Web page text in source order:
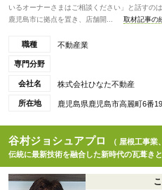
いるオーナーさまはご相談ください」と話すの
鹿児島市に拠点を置き、店舗開...
取材記事の
職種 不動産業
専門分野
会社名 株式会社ひなた不動産
所在地 鹿児島県鹿児島市高麗町6番
谷村ジョシュアプロ
（ 屋根工事業
伝統に最新技術を融合した新時代の瓦葺き